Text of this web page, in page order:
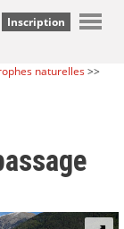
Inscription
naturelles>>